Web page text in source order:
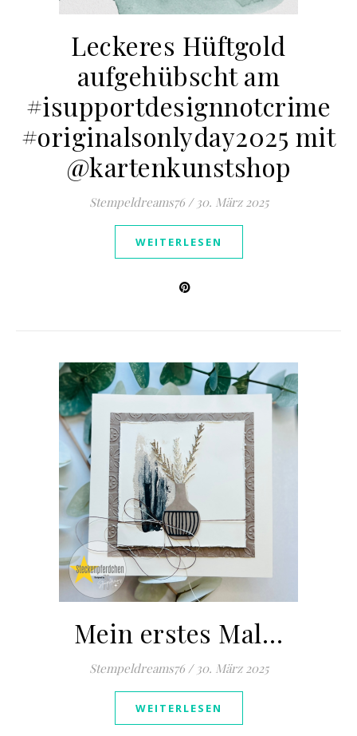
Leckeres Hüftgold
aufgehübscht am
#isupportdesignnotcrime
#originalsonlyday2025 mit
@kartenkunstshop
Stempeldreams76 / 30. März 2025
WEITERLESEN
Mein erstes Mal…
Stempeldreams76 / 30. März 2025
WEITERLESEN